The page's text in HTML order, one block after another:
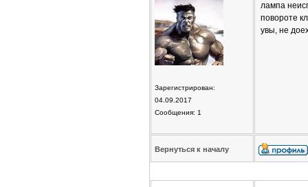
Зарегистрирован:
04.09.2017
Сообщения: 1
лампа
повороте
увы, не
Вернуться к началу